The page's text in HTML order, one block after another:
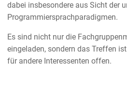
dabei insbesondere aus Sicht der
Programmiersprachparadigmen.
Es sind nicht nur die
eingeladen, sondern das Treffen
für andere Interessenten offen.